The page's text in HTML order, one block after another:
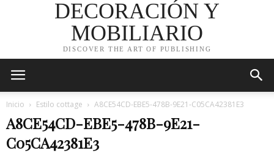
DECORACIÓN Y
MOBILIARIO
DISCOVER THE ART OF PUBLISHING
Inicio Estilo cottage A8CE54CD-EBE5-478B-9E21-C05CA42381E3
A8CE54CD-EBE5-478B-9E21-
C05CA42381E3